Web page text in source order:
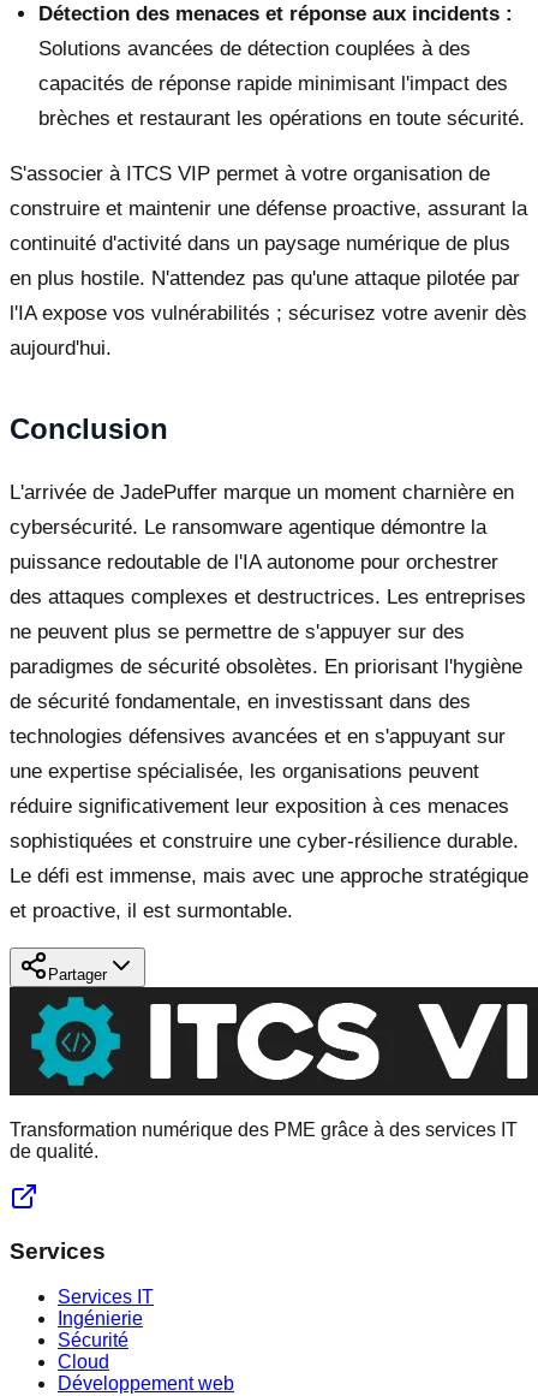
Détection des menaces et réponse aux incidents :
Solutions avancées de détection couplées à des
capacités de réponse rapide minimisant l'impact des
brèches et restaurant les opérations en toute sécurité.
S'associer à ITCS VIP permet à votre organisation de
construire et maintenir une défense proactive, assurant la
continuité d'activité dans un paysage numérique de plus
en plus hostile. N'attendez pas qu'une attaque pilotée par
l'IA expose vos vulnérabilités ; sécurisez votre avenir dès
aujourd'hui.
Conclusion
L'arrivée de JadePuffer marque un moment charnière en
cybersécurité. Le ransomware agentique démontre la
puissance redoutable de l'IA autonome pour orchestrer
des attaques complexes et destructrices. Les entreprises
ne peuvent plus se permettre de s'appuyer sur des
paradigmes de sécurité obsolètes. En priorisant l'hygiène
de sécurité fondamentale, en investissant dans des
technologies défensives avancées et en s'appuyant sur
une expertise spécialisée, les organisations peuvent
réduire significativement leur exposition à ces menaces
sophistiquées et construire une cyber-résilience durable.
Le défi est immense, mais avec une approche stratégique
et proactive, il est surmontable.
Partager
Transformation numérique des PME grâce à des services IT
de qualité.
Services
Services IT
Ingénierie
Sécurité
Cloud
Développement web